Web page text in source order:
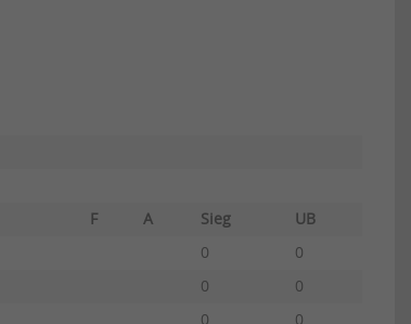
F A Sieg
UB
0
0
0
0
0 0